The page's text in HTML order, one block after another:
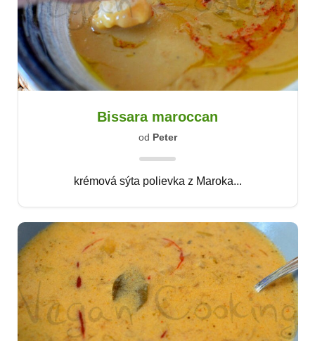
Bissara maroccan
od Peter
krémová sýta polievka z Maroka...